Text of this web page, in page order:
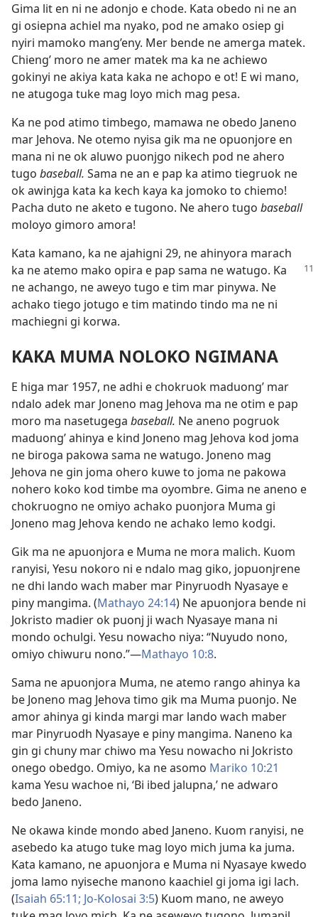
Gima lit en ni ne adonjo e chode. Kata obedo ni ne an
gi osiepna achiel ma nyako, pod ne amako osiep gi
nyiri mamoko mang’eny. Mer bende ne amerga matek.
Chieng’ moro ne amer matek ma ka ne achiewo
gokinyi ne akiya kata kaka ne achopo e ot! E wi mano,
ne atugoga tuke mag loyo mich mag pesa.
Ka ne pod atimo timbego, mamawa ne obedo Janeno
mar Jehova. Ne otemo nyisa gik ma ne opuonjore en
mana ni ne ok aluwo puonjgo nikech pod ne ahero
tugo baseball. Sama ne an e pap ka atimo tiegruok ne
ok awinjga kata ka kech kaya ka jomoko to chiemo!
Pacha duto ne aketo e tugono. Ne ahero tugo baseball
moloyo gimoro amora!
Kata kamano, ka ne ajahigni 29, ne ahinyora marach
ka neatemo mako opira e pap sama ne watugo. Ka
ne achango, ne aweyo tugo e tim mar pinywa. Ne
achako tiego jotugo e tim matindo tindo ma ne ni
machiegni gi korwa.
KAKA MUMA NOLOKO NGIMANA
E higa mar 1957, ne adhi e chokruok maduong’ mar
ndalo adek mar Joneno mag Jehova ma ne otim e pap
moro ma nasetugega baseball. Ne aneno pogruok
maduong’ ahinya e kind Joneno mag Jehova kod joma
ne biroga pakowa sama ne watugo. Joneno mag
Jehova ne gin joma ohero kuwe to joma ne pakowa
nohero koko kod timbe ma oyombre. Gima ne aneno e
chokruogno ne omiyo achako puonjora Muma gi
Joneno mag Jehova kendo ne achako lemo kodgi.
Gik ma ne apuonjora e Muma ne mora malich. Kuom
ranyisi, Yesu nokoro ni e ndalo mag giko, jopuonjrene
ne dhi lando wach maber mar Pinyruodh Nyasaye e
piny mangima. (Mathayo 24:14) Ne apuonjora bende ni
Jokristo madier ok puonj ji wach Nyasaye mana ni
mondo ochulgi. Yesu nowacho niya: “Nuyudo nono,
omiyo chiwuru nono.”—Mathayo 10:8.
Sama ne apuonjora Muma, ne atemo rango ahinya ka
be Joneno mag Jehova timo gik ma Muma puonjo. Ne
amor ahinya gi kinda margi mar lando wach maber
mar Pinyruodh Nyasaye e piny mangima. Naneno ka
gin gi chuny mar chiwo ma Yesu nowacho ni Jokristo
onego obedgo. Omiyo, ka ne asomo Mariko 10:21
kama Yesu wachoe ni, ‘Bi ibed jalupna,’ ne adwaro
bedo Janeno.
Ne okawa kinde mondo abed Janeno. Kuom ranyisi, ne
asebedo ka atugo tuke mag loyo mich juma ka juma.
Kata kamano, ne apuonjora e Muma ni Nyasaye kwedo
joma lamo nyiseche manono kaachiel gi joma igi lach.
(Isaiah 65:11; Jo-Kolosai 3:5) Kuom mano, ne aweyo